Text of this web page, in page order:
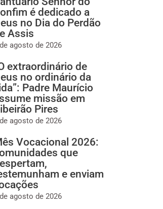
é dedicado a
no Dia do Perdão
Assis
agosto de 2026
extraordinário de
no ordinário da
Padre Maurício
missão em
Pires
agosto de 2026
Vocacional 2026:
que
e enviam
agosto de 2026